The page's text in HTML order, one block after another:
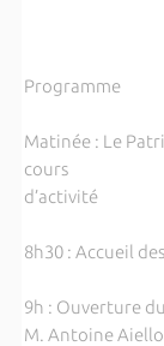
Programme
Matinée : Le
cours
d’activité
8h30 : Accueil
9h : Ouverture
M. Antoine